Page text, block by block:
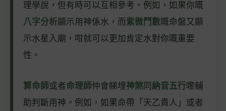
理學說，但有時可以互相參考。例如，如果你嘅
八字分析顯示用神係水，而紫微鬥數嘅命盤又顯
示水星入廟，咁就可以更加肯定水對你嘅重要
性。
算命師或者命理師仲會睇埋神煞 同 納音五行嚟輔
助判斷用神。例如，如果命帶「天乙貴人」或者